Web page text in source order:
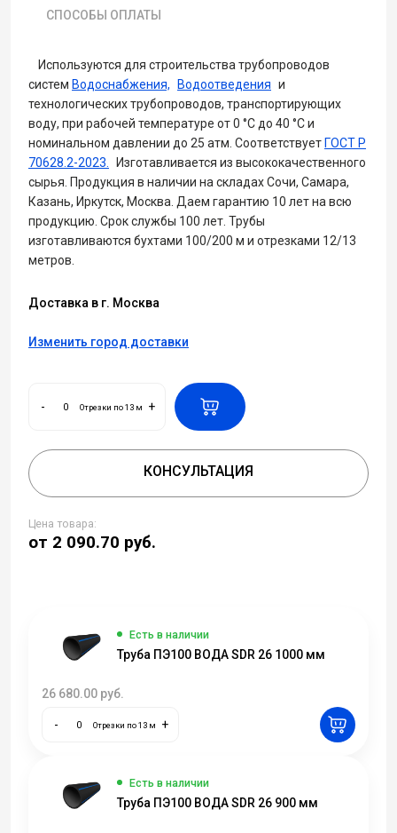
СПОСОБЫ ОПЛАТЫ
Используются для строительства трубопроводов
систем Водоснабжения, Водоотведения и
технологических трубопроводов, транспортирующих
воду, при рабочей температуре от 0 °С до 40 °С и
номинальном давлении до 25 атм. Соответствует ГОСТ Р
70628.2-2023.
Изготавливается из высококачественного
сырья. Продукция в наличии на складах Сочи, Самара,
Казань, Иркутск, Москва. Даем гарантию 10 лет на всю
продукцию. Срок службы 100 лет. Трубы
изготавливаются бухтами 100/200 м и отрезками 12/13
метров.
Доставка в г. Москва
Изменить город доставки
- Отрезки по 13 м +
КОНСУЛЬТАЦИЯ
Цена товара:
от 2 090.70 руб.
Есть в наличии
Труба ПЭ100 ВОДА SDR 26 1000 мм
26 680.00 руб.
- Отрезки по 13 м +
Есть в наличии
Труба ПЭ100 ВОДА SDR 26 900 мм